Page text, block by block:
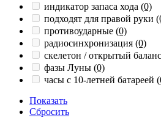
индикатор запаса хода (0)
подходят для правой руки
противоударные (0)
радиосинхронизация (0)
скелетон / открытый баланс
фазы Луны (0)
часы с 10-летней батареей
Показать
Сбросить